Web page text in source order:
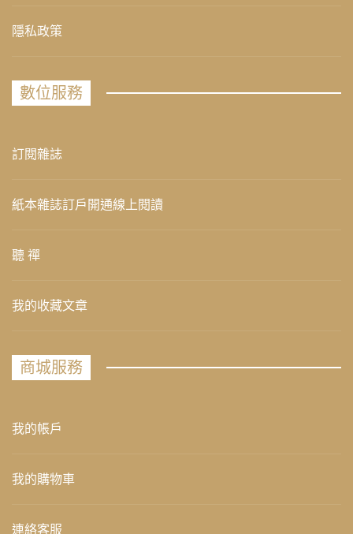
隱私政策
數位服務
訂閱雜誌
紙本雜誌訂戶開通線上閱讀
聽 禪
我的收藏文章
商城服務
我的帳戶
我的購物車
連絡客服